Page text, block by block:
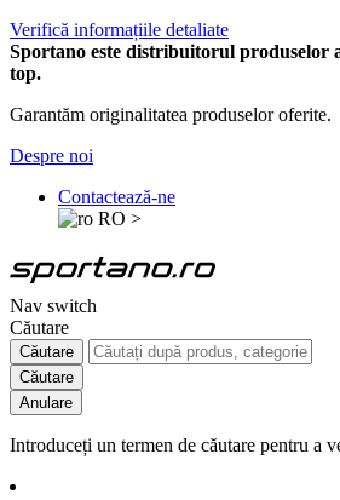
Verifică informațiile detaliate
Sportano este distribuitorul produselor
top.
Garantăm originalitatea produselor oferite.
Despre noi
Contactează-ne
RO >
Nav switch
Căutare
Căutare
Căutare
Anulare
Introduceți un termen de căutare pentru a